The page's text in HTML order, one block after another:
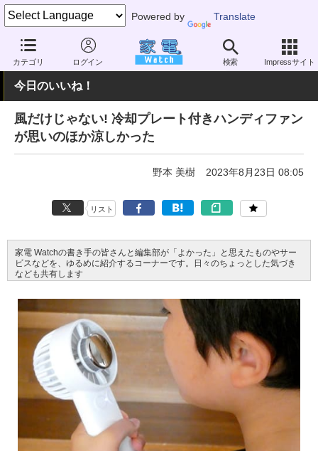
Powered by Translate
カテゴリ ログイン 検索 Impressサイト
家電 Watch 空調家電 扇風機 USB扇風機
今日のいいね！
風だけじゃない! 冷却プレート付きハンディファン
が思いのほか涼しかった
野本 美樹 2023年8月23日 08:05
リスト
家電 Watchの書き手の皆さんと編集部が「よかった」と思えたものやサー
ビスなどを、ゆるめに紹介するコーナーです。日々のちょっとした気づき
なども共有します